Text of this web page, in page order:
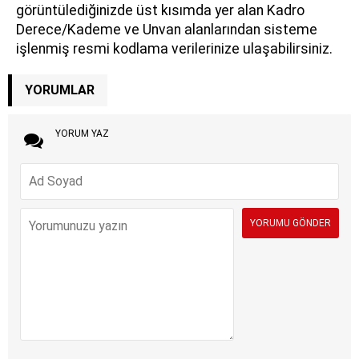
görüntülediğinizde üst kısımda yer alan Kadro
Derece/Kademe ve Unvan alanlarından sisteme
işlenmiş resmi kodlama verilerinize ulaşabilirsiniz.
YORUMLAR
YORUM YAZ